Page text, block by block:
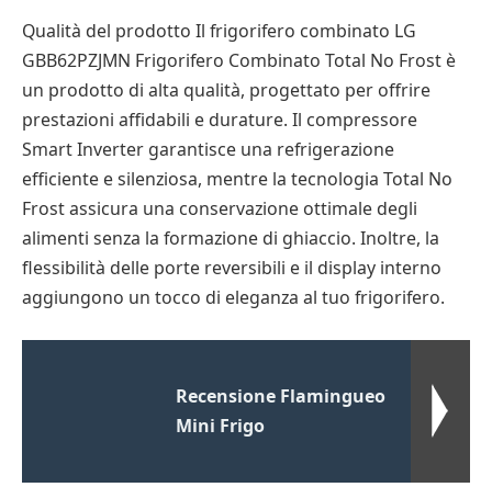
Qualità del prodotto Il frigorifero combinato LG
GBB62PZJMN Frigorifero Combinato Total No Frost è
un prodotto di alta qualità, progettato per offrire
prestazioni affidabili e durature. Il compressore
Smart Inverter garantisce una refrigerazione
efficiente e silenziosa, mentre la tecnologia Total No
Frost assicura una conservazione ottimale degli
alimenti senza la formazione di ghiaccio. Inoltre, la
flessibilità delle porte reversibili e il display interno
aggiungono un tocco di eleganza al tuo frigorifero.
Recensione Flamingueo
Mini Frigo